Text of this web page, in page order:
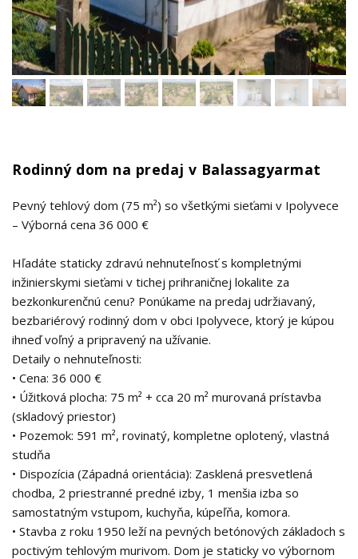
Rodinný dom na predaj v Balassagyarmat
Pevný tehlový dom (75 m²) so všetkými sieťami v Ipolyvece
– Výborná cena 36 000 €
Hľadáte staticky zdravú nehnuteľnosť s kompletnými
inžinierskymi sieťami v tichej prihraničnej lokalite za
bezkonkurenčnú cenu? Ponúkame na predaj udržiavaný,
bezbariérový rodinný dom v obci Ipolyvece, ktorý je kúpou
ihneď voľný a pripravený na užívanie.
Detaily o nehnuteľnosti:
• Cena: 36 000 €
• Úžitková plocha: 75 m² + cca 20 m² murovaná prístavba
(skladový priestor)
• Pozemok: 591 m², rovinatý, kompletne oplotený, vlastná
studňa
• Dispozícia (Západná orientácia): Zasklená presvetlená
chodba, 2 priestranné predné izby, 1 menšia izba so
samostatným vstupom, kuchyňa, kúpeľňa, komora.
• Stavba z roku 1950 leží na pevných betónových základoch s
poctivým tehlovým murivom. Dom je staticky vo výbornom